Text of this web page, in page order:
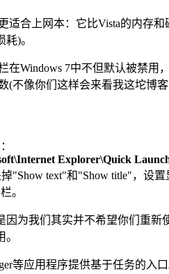
适合上网本：它比Vista的内存
)。
在Windows 7中不但默认被禁
(不像你们这样会来看我这坨博
Explorer\Quick
"Show text"和"Show title"，设置
。
为我们其实并不希望你们重
等应用程序提供基于任务的